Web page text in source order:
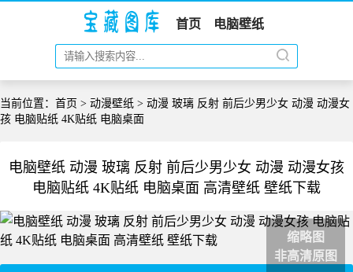
首页 电脑壁纸
当前位置： 首页 > 动漫壁纸 > 动漫 玻璃 反射 前后少男少女 动漫 动漫女
孩 电脑贴纸 4K贴纸 电脑桌面
电脑壁纸 动漫 玻璃 反射 前后少男少女 动漫 动漫女孩
电脑贴纸 4K贴纸 电脑桌面 高清壁纸 壁纸下载
缩略图
非高清原图